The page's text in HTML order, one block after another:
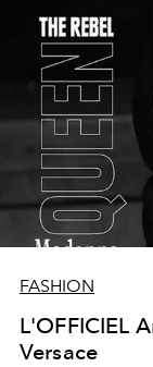
FASHION
L'OFFICIEL
Versace